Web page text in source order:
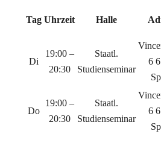
Tag Uhrzeit Halle
Di
19:00 –
20:30
Staatl.
Studienseminar
6
Do
19:00 –
20:30
Staatl.
Studienseminar
6